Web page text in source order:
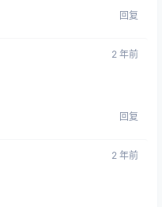
回复
2 年前
回复
2 年前